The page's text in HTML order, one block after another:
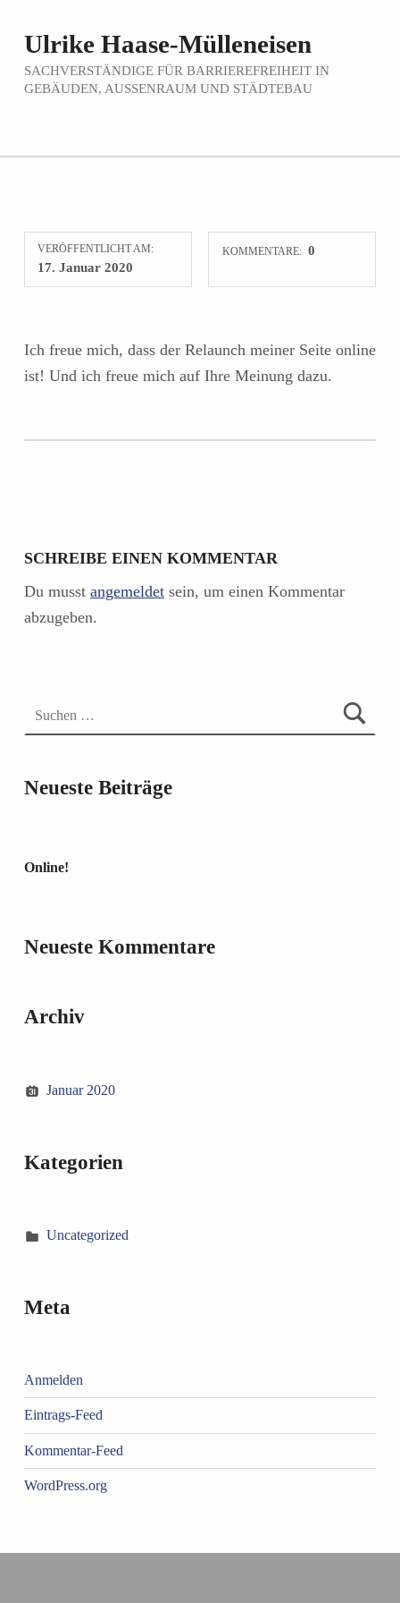
Ulrike Haase-Mülleneisen
SACHVERSTÄNDIGE FÜR BARRIEREFREIHEIT IN
GEBÄUDEN, AUSSENRAUM UND STÄDTEBAU
VERÖFFENTLICHT AM:
17. Januar 2020
KOMMENTARE: 0
Ich freue mich, dass der Relaunch meiner Seite online
ist! Und ich freue mich auf Ihre Meinung dazu.
SCHREIBE EINEN KOMMENTAR
Du musst angemeldetsein, um einen Kommentar
abzugeben.
Neueste Beiträge
Online!
Neueste Kommentare
Archiv
Januar 2020
Kategorien
Uncategorized
Meta
Anmelden
Eintrags-Feed
Kommentar-Feed
WordPress.org